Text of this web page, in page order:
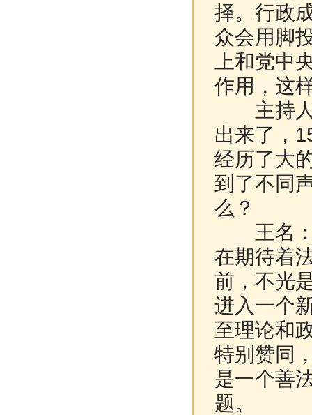
择。行政
众会用脚
上和党中
作用，这
主持人
出来了，
经历了大
到了不同
么？
王名：
在期待着
前，不光
进入一个
至理论和
特别赞同
是一个善
题。